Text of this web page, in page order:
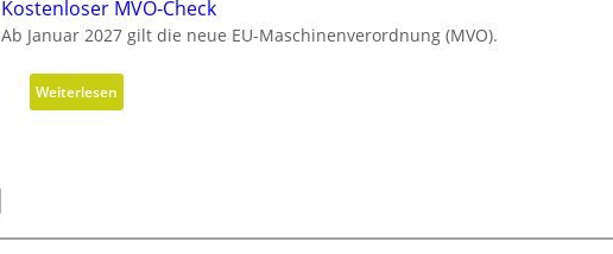
o
n
m
i
Kostenloser MVO-Check
Ab Januar 2027 gilt die neue EU-Maschinenverordnung (MVO).
Weiterlesen:
K
n